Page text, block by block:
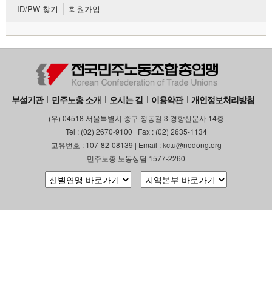
ID/PW 찾기 회원가입
부설기관 민주노총 소개 오시는 길 이용약관 개인정보처리방침
(우) 04518 서울특별시 중구 정동길 3 경향신문사 14층
Tel : (02) 2670-9100 | Fax : (02) 2635-1134
고유번호 : 107-82-08139 | Email : kctu@nodong.org
민주노총 노동상담 1577-2260